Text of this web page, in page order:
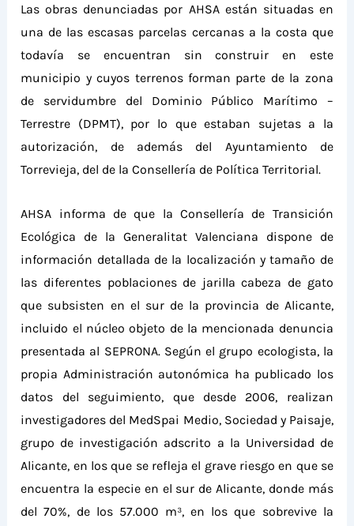
Las obras denunciadas por AHSA están situadasen
una de las escasas parcelas cercanas a la costa que
todavía se encuentran sin construir en este
municipio y cuyos terrenos forman parte de la zona
de servidumbre del Dominio Público Marítimo –
Terrestre (DPMT), por lo que estaban sujetas a la
autorización, de además del Ayuntamiento de
Torrevieja, del de la Consellería de Política Territorial.
AHSA informa deque la Consellería de Transición
Ecológica de la Generalitat Valenciana dispone de
información detallada de la localización y tamaño de
las diferentes poblaciones de jarilla cabeza de gato
que subsisten en el sur de la provincia de Alicante,
incluido el núcleo objeto de la mencionada denuncia
presentada al SEPRONA. Según el grupo ecologista, la
propia Administración autonómica ha publicado los
datos del seguimiento, que desde 2006, realizan
investigadores del MedSpai Medio, Sociedad y Paisaje,
grupo de investigación adscrito a la Universidad de
Alicante, en los que se refleja el grave riesgo en que se
encuentra la especie en el sur de Alicante, donde más
del 70%, de los 57.000 m³, en los que sobrevive la